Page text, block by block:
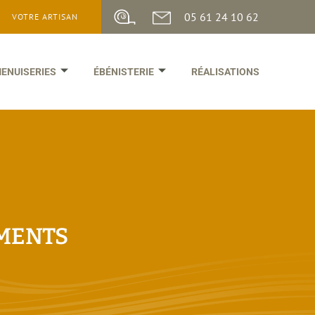
VOTRE ARTISAN 05 61 24 10 62
ÉBÉNISTERIE RÉALISATIONS